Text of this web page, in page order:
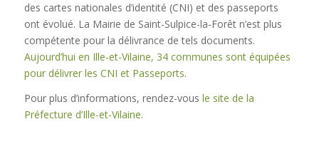
des cartes nationales d’identité (CNI) et des passeports
ont évolué. La Mairie de Saint-Sulpice-la-Forêt n’est plus
compétente pour la délivrance de tels documents.
Aujourd’hui en Ille-et-Vilaine, 34 communes sont équipées
pour délivrer les CNI et Passeports.
Pour plus d’informations, rendez-vous le site de la
Préfecture d’Ille-et-Vilaine.